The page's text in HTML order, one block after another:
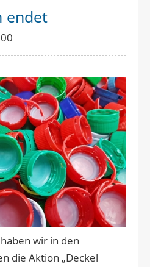
endet
wir in den
die Aktion „Deckel